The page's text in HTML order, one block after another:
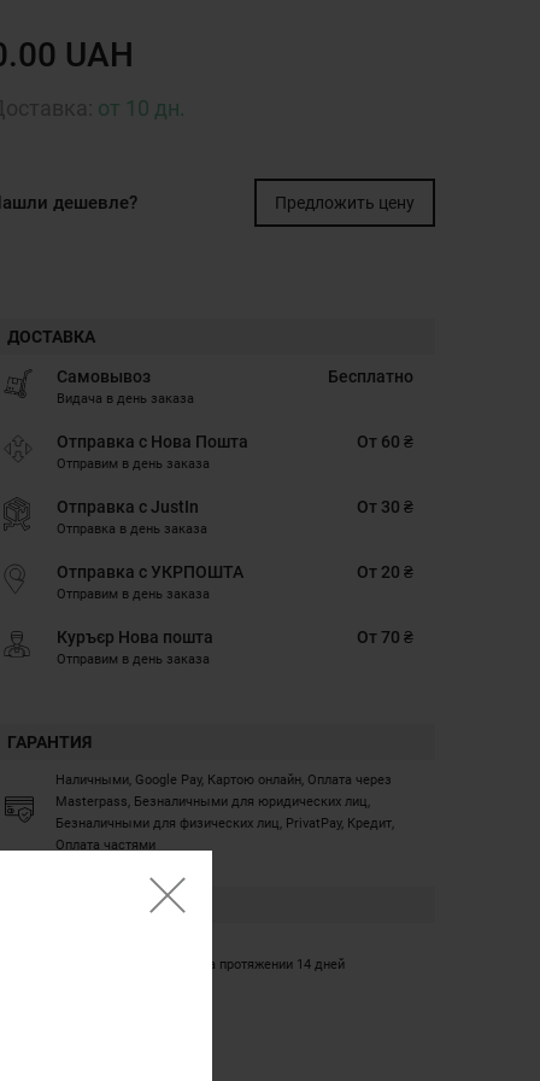
UAH
от 10 дн.
дешевле? Предложить цену
ДОСТАВКА
Самовывоз
Видача в день заказа
Бесплатно
Отправка с Нова Пошта
Отправим в день заказа
От 60 ₴
Отправка с JustIn
Отправка в день заказа
От 30 ₴
Отправка с УКРПОШТА
Отправим в день заказа
От 20 ₴
Куръєр Нова пошта
Отправим в день заказа
От 70 ₴
ГАРАНТИЯ
Наличными, Google Pay, Картою онлайн, Оплата через
Masterpass, Безналичными для юридических лиц,
Безналичными для физических лиц, PrivatPay, Кредит,
Оплата частями
Обмен/возврат товара на протяжении 14 дней